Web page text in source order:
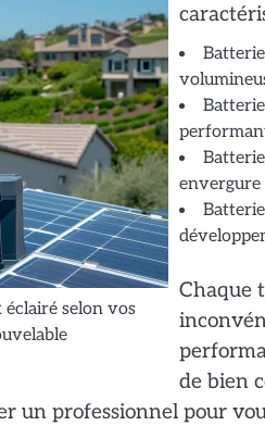
selon vos
envergure
Chaque
de bien
un professionnel pour